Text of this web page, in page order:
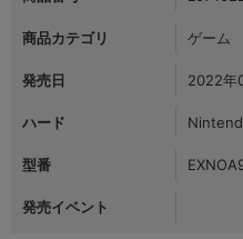
商品カテゴリ ゲーム
発売日 2022年
ハード
型番
発売イベント